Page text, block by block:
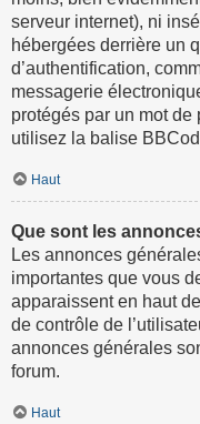
serveur internet), ni
hébergées derrière un
d’authentification,
messagerie
protégés par un mot de
utilisez la balise
Haut
Que sont les
Les annonces
importantes que vous
apparaissent en haut
de contrôle de
annonces générales
forum.
Haut